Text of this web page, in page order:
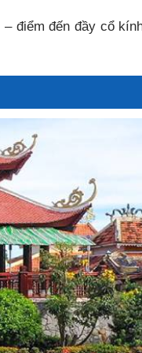
– điểm đến đầy cổ